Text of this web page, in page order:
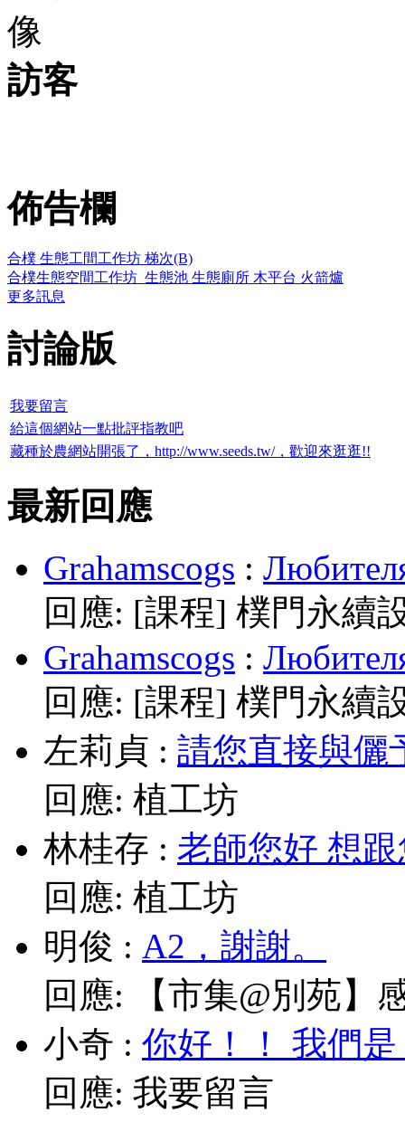
訪客
佈告欄
合樸 生態工間工作坊 梯次(B)
合樸生態空間工作坊_生態池 生態廁所 木平台 火箭爐
更多訊息
討論版
我要留言
給這個網站一點批評指教吧
藏種於農網站開張了，http://www.seeds.tw/，歡迎來逛逛!!
最新回應
Grahamscogs :
回應: [課程] 樸門永續
Grahamscogs :
回應: [課程] 樸門永續
左莉貞 : 請您直接與儷
回應: 植工坊
林桂存 : 老師您好 想
回應: 植工坊
明俊 : A2，謝謝。
回應:
【市集@別苑】
小奇 : 你好！！ 我們
回應: 我要留言